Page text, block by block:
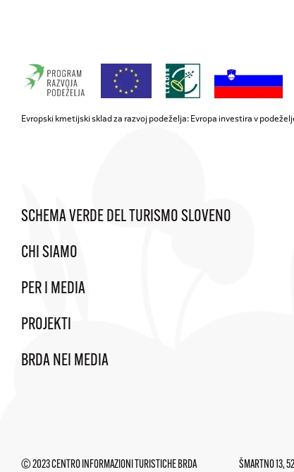
Evropski kmetijski sklad za razvoj podeželja: Evropa investira v
SCHEMA VERDE DEL TURISMO SLOVENO
CHI SIAMO
PER I MEDIA
PROJEKTI
BRDA NEI MEDIA
© 2023 CENTRO INFORMAZIONI TURISTICHE BRDA ŠMARTNO 13,